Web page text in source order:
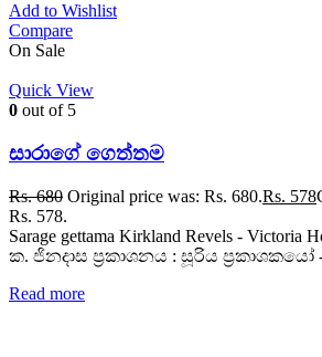
Add to Wishlist
Compare
On Sale
Quick View
0 out of 5
සාරාගේ ගෙත්තම
Rs.680 Original price was: Rs. 680.Rs. 578
Rs. 578.
Sarage gettama Kirkland Revels -
ක. ජිනදාස ප්‍රකාශනය : සූරිය ප්‍රකාශකයෝ -
Read more